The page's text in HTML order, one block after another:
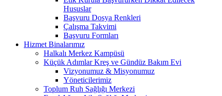
Hususlar
Başvuru Dosya Renkleri
Çalışma Takvimi
Başvuru Formları
Hizmet Binalarımız
Halkalı Merkez Kampüsü
Küçük Adımlar Kreş ve Gündüz Bakım Evi
Vizyonumuz & Misyonumuz
Yöneticilerimiz
Toplum Ruh Sağlığı Merkezi